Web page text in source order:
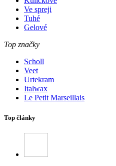
Ve spreji
Tuhé
Gelové
Top značky
Scholl
Veet
Urtekram
Italwax
Le Petit Marseillais
Top články